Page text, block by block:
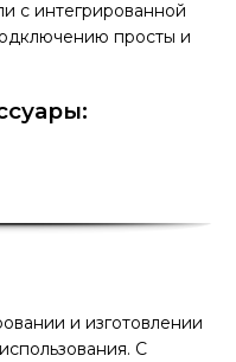
с интегрированной
просты и
и изготовлении
С